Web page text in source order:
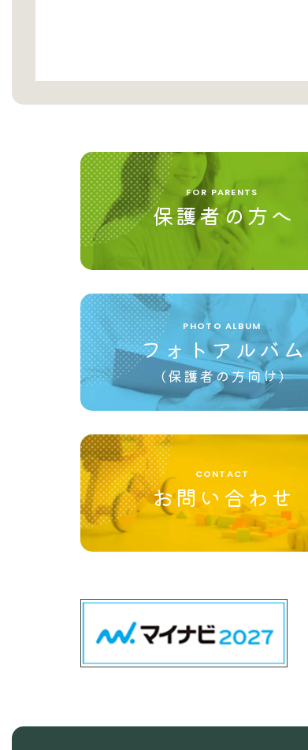
FOR PARENTS
保護者の方へ
PHOTO ALBUM
フォトアルバム
(保護者の方向け)
CONTACT
お問い合わせ